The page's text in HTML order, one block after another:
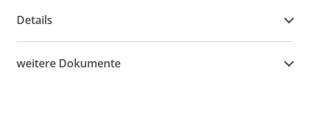
Details
weitere Dokumente